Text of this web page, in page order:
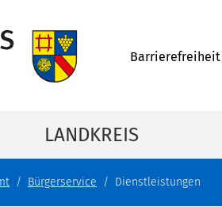
Barrierefreiheit
LANDKREIS
Bürgerservice Dienstleistungen